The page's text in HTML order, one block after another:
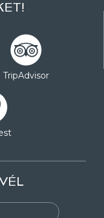
TripAdvisor